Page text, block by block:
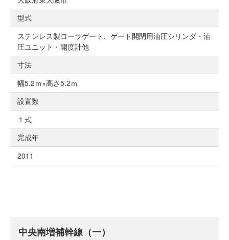
型式
ステンレス製ローラゲート、ゲート開閉用油圧シリンダ・油
圧ユニット・開度計他
寸法
幅5.2ｍ×高さ5.2ｍ
設置数
１式
完成年
2011
中央南増補幹線（一）